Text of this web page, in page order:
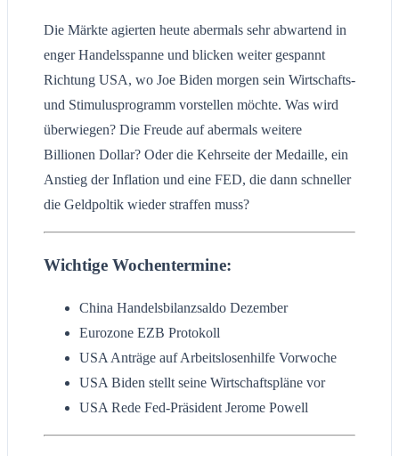
Die Märkte agierten heute abermals sehr abwartend in
enger Handelsspanne und blicken weiter gespannt
Richtung USA, wo Joe Biden morgen sein Wirtschafts-
und Stimulusprogramm vorstellen möchte. Was wird
überwiegen? Die Freude auf abermals weitere
Billionen Dollar? Oder die Kehrseite der Medaille, ein
Anstieg der Inflation und eine FED, die dann schneller
die Geldpoltik wieder straffen muss?
Wichtige Wochentermine:
China Handelsbilanzsaldo Dezember
Eurozone EZB Protokoll
USA Anträge auf Arbeitslosenhilfe Vorwoche
USA Biden stellt seine Wirtschaftspläne vor
USA Rede Fed-Präsident Jerome Powell